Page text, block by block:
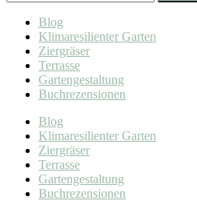
nach:
Blog
Klimaresilienter Garten
Ziergräser
Terrasse
Gartengestaltung
Buchrezensionen
Blog
Klimaresilienter Garten
Ziergräser
Terrasse
Gartengestaltung
Buchrezensionen